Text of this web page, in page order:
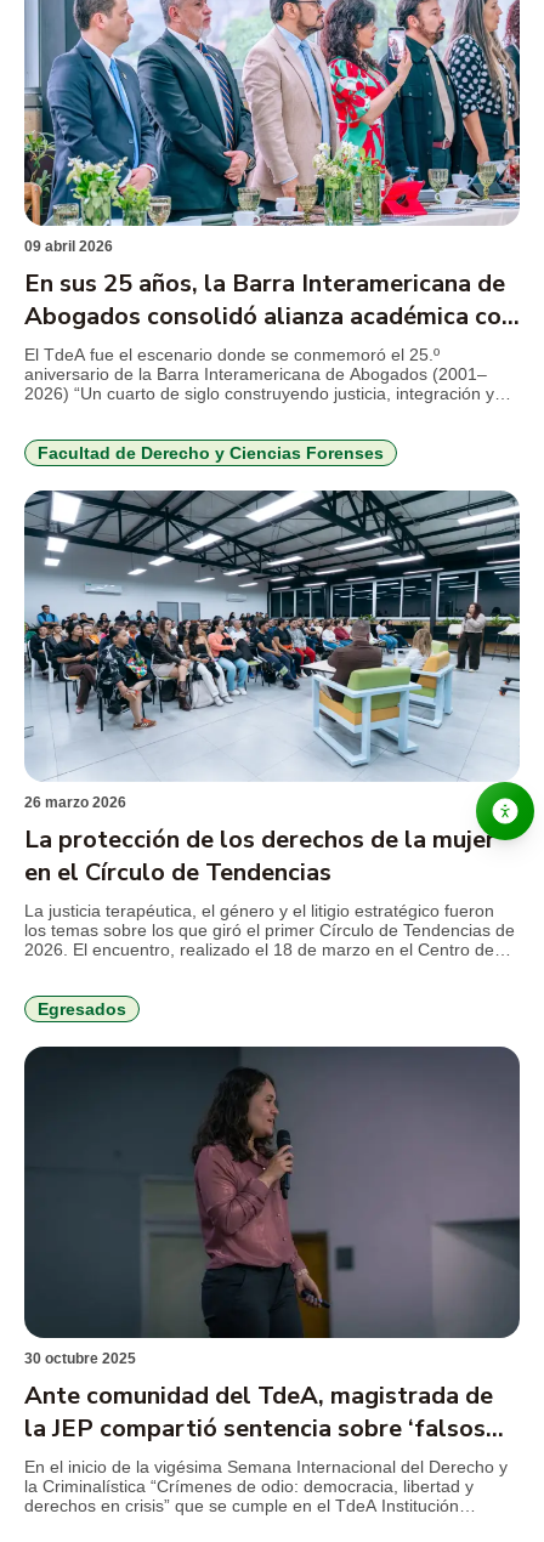
09 abril 2026
En sus 25 años, la Barra Interamericana de
Abogados consolidó alianza académica con
el TdeA
El TdeA fue el escenario donde se conmemoró el 25.º
aniversario de la Barra Interamericana de Abogados (2001–
2026) “Un cuarto de siglo construyendo justicia, integración y
docentes, directivos y estudiantes de la Facultad de […]
Facultad de Derecho y Ciencias Forenses
26 marzo 2026
La protección de los derechos de la mujer
en el Círculo de Tendencias
La justicia terapéutica, el género y el litigio estratégico fueron
los temas sobre los que giró el primer Círculo de Tendencias de
2026. El encuentro, realizado el 18 de marzo en el Centro de
Ciencias Forenses […]
Egresados
30 octubre 2025
Ante comunidad del TdeA, magistrada de
la JEP compartió sentencia sobre ‘falsos
positivos’ en contra de pueblos étnicos del
Caribe colombiano
En el inicio de la vigésima Semana Internacional del Derecho y
la Criminalística “Crímenes de odio: democracia, libertad y
derechos en crisis” que se cumple en el TdeA Institución